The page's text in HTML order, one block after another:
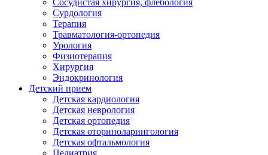
Сурдология
Терапия
Травматология-ортопедия
Урология
Физиотерапия
Хирургия
Эндокринология
Детский прием
Детская кардиология
Детская неврология
Детская ортопедия
Детская оториноларингология
Детская офтальмология
Педиатрия